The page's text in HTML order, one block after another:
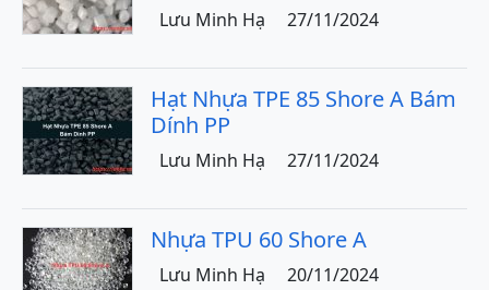
Lưu Minh Hạ 27/11/2024
Hạt Nhựa TPE 85 Shore A Bám
Dính PP
Lưu Minh Hạ 27/11/2024
Nhựa TPU 60 Shore A
Lưu Minh Hạ 20/11/2024